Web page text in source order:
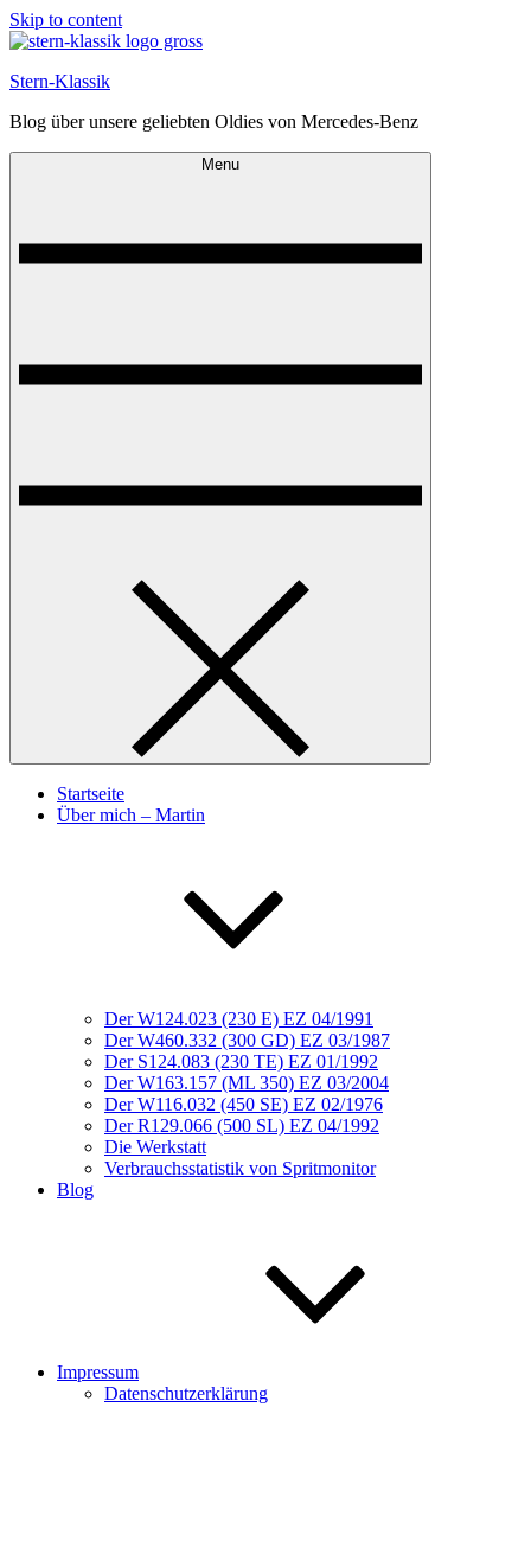
Skip to content
Stern-Klassik
Blog über unsere geliebten Oldies von Mercedes-Benz
Menu
Startseite
Über mich – Martin
Der W124.023 (230 E) EZ 04/1991
Der W460.332 (300 GD) EZ 03/1987
Der S124.083 (230 TE) EZ 01/1992
Der W163.157 (ML 350) EZ 03/2004
Der W116.032 (450 SE) EZ 02/1976
Der R129.066 (500 SL) EZ 04/1992
Die Werkstatt
Verbrauchsstatistik von Spritmonitor
Blog
Impressum
Datenschutzerklärung